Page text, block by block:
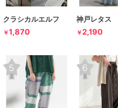
クラシカルエルフ
￥1,870
神戸レタス
￥2,190